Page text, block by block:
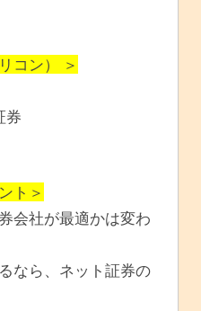
コン） ＞
券
ト＞
会社が最適かは変わ
なら、ネット証券の